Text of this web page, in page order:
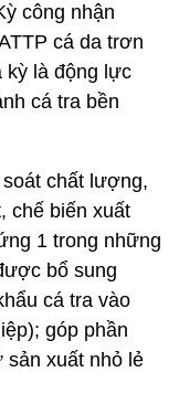
công nhận
cá da trơn
kỳ là động lực
cá tra bền
chất lượng,
chế biến xuất
1 trong những
bổ sung
cá tra vào
góp phần
sản xuất nhỏ lẻ